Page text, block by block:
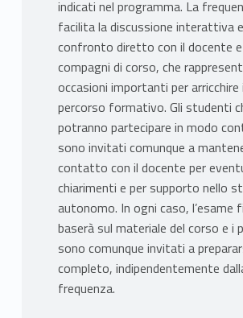
indicati nel programma. La
facilita la discussione interattiva
confronto diretto con il docente
compagni di corso, che
occasioni importanti per arricchire
percorso formativo. Gli studenti
potranno partecipare in modo
sono invitati comunque a
contatto con il docente per
chiarimenti e per supporto nello
autonomo. In ogni caso, l’esame
baserà sul materiale del corso e i
sono comunque invitati a
completo, indipendentemente
frequenza.